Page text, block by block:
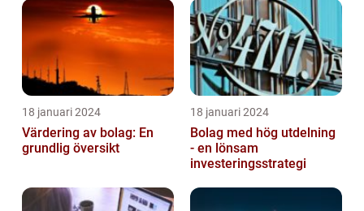
18 januari 2024
Värdering av bolag: En
grundlig översikt
18 januari 2024
Bolag med hög utdelning
- en lönsam
investeringsstrategi